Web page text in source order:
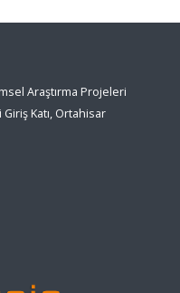
Araştırma Projeleri
Katı, Ortahisar